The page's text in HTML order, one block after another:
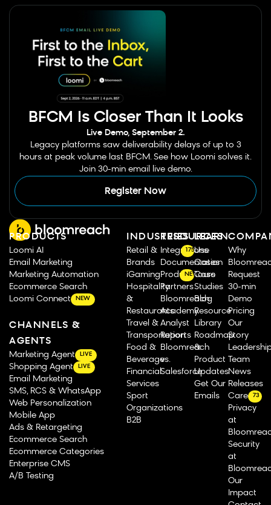
BFCM Is Closer Than It Looks
Live Demo, September 2.
Legacy platforms saw deliverability delays of up to 3
hours at peak volume last BFCM. See how Loomi solves it.
Join 30-min email live demo.
Register Now
PRODUCTS
Loomi AI
Email Marketing
Marketing Automation
Ecommerce Search
Loomi Connect
NEW
CHANNELS &
AGENTS
Marketing Agent LIVE
Shopping Agent LIVE
Email Marketing
SMS, RCS & WhatsApp
Web Personalization
Mobile App
Ads & Retargeting
Ecommerce Search
Ecommerce Categories
Enterprise CMS
A/B Testing
INDUSTRIES
Retail &
Brands
iGaming
Hospitality
&
Restaurants
Travel &
Transportation
Food &
Beverage
Financial
Services
Sport
Organizations
B2B
RESOURCES
Integrations
175
Documentation
Product Tours
NEW
Partners
Bloomreach
Academy
Analyst
Reports
Bloomreach
vs.
Salesforce
LEARN
Use
Cases
Case
Studies
Blog
Resource
Library
Roadmap
&
Product
Updates
Get Our
Emails
Why
Request
30-min
Demo
Pricing
Our
Story
Team
News
Releases
Careers
73
Privacy
at
Security
at
Our
Impact